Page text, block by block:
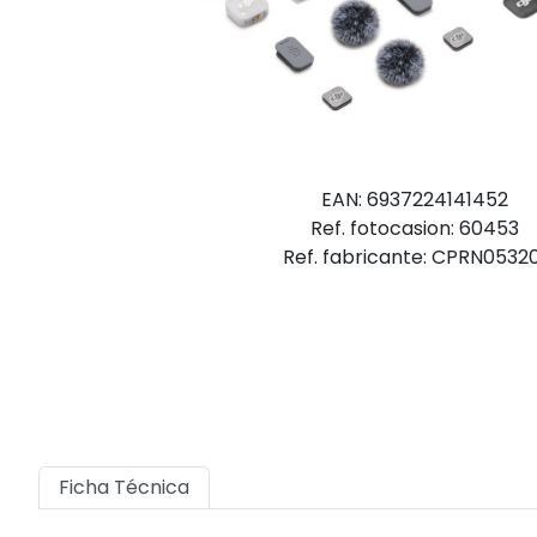
EAN: 6937224141452
Ref. fotocasion: 60453
Ref. fabricante:
Ficha Técnica